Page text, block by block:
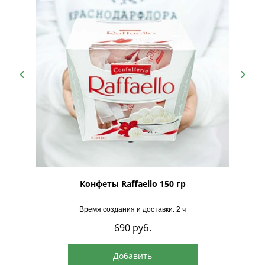
Конфеты Raffaello 150 гр
Время создания и доставки: 2 ч
690 руб.
Добавить